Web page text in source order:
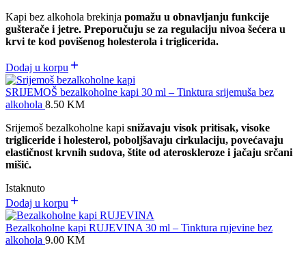
Kapi bez alkohola brekinja pomažu u obnavljanju funkcije
gušterače i jetre. Preporučuju se za regulaciju nivoa šećera u
krvi te kod povišenog holesterola i triglicerida.
Dodaj u korpu
SRIJEMOŠ bezalkoholne kapi 30 ml – Tinktura srijemuša bez
alkohola 8.50 KM
Srijemoš bezalkoholne kapi snižavaju visok pritisak, visoke
trigliceride i holesterol, poboljšavaju cirkulaciju, povećavaju
elastičnost krvnih sudova, štite od ateroskleroze i jačaju srčani
mišić.
Istaknuto
Dodaj u korpu
Bezalkoholne kapi RUJEVINA 30 ml – Tinktura rujevine bez
alkohola 9.00 KM